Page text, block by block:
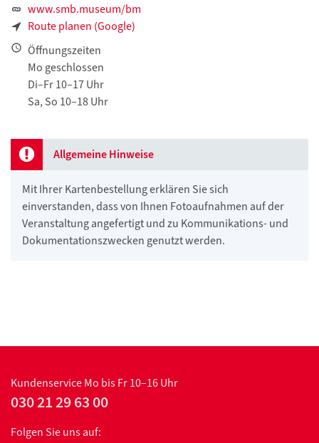
www.smb.museum/bm
Route planen (Google)
Öffnungszeiten
Mo geschlossen
Di–Fr 10–17 Uhr
Sa, So 10–18 Uhr
Allgemeine Hinweise
Mit Ihrer Kartenbestellung erklären Sie sich
einverstanden, dass von Ihnen Fotoaufnahmen auf der
Veranstaltung angefertigt und zu Kommunikations- und
Dokumentationszwecken genutzt werden.
KundenserviceMo bis Fr 10–16 Uhr
030 21 29 63 00
Folgen Sie uns auf: